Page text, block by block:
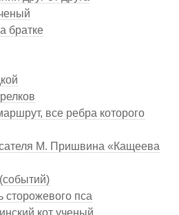
братке
все ребра которого
М. Пришвина «Кащеева
сторожевого пса
кот ученый